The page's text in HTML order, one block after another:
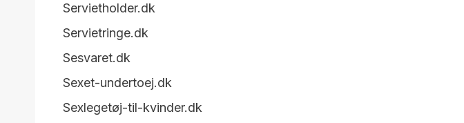
Servietholder.dk
Servietringe.dk
Sesvaret.dk
Sexet-undertoej.dk
Sexlegetøj-til-kvinder.dk